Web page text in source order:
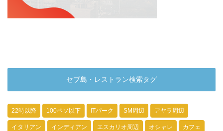
セブ島・レストラン検索タグ
22時以降 100ペソ以下 ITパーク SM周辺 アヤラ周辺
イタリアン インディアン エスカリオ周辺 オシャレ カフェ